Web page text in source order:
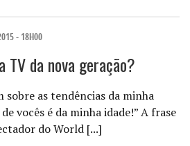
- 18H00
TV da nova geração?
sobre as tendências da minha
vocês é da minha idade!” A frase
do World [...]